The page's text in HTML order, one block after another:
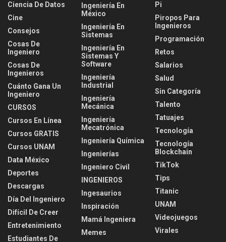
Ciencia De Datos
Cine
Consejos
Cosas De
Ingeniero
Cosas De
Ingenieros
Cuánto Gana Un
Ingeniero
CURSOS
Cursos En Línea
Cursos GRATIS
Cursos UNAM
Data México
Deportes
Descargas
Día Del Ingeniero
Difícil De Creer
Entretenimiento
Estudiantes De
Ingeniería En
México
Ingeniería En
Sistemas
Ingeniería En
Sistemas Y
Software
Ingeniería
Industrial
Ingeniería
Mecánica
Ingeniería
Mecatrónica
Ingeniería Química
Ingenierías
Ingeniero Civil
INGENIEROS
Ingesaurios
Inspiración
Mamá Ingeniera
Memes
Pi
Piropos Para
Ingenieros
Programación
Retos
Salarios
Salud
Sin Categoría
Talento
Tatuajes
Tecnología
Tecnología
Blockchain
TikTok
Tips
Titanic
UNAM
Videojuegos
Virales